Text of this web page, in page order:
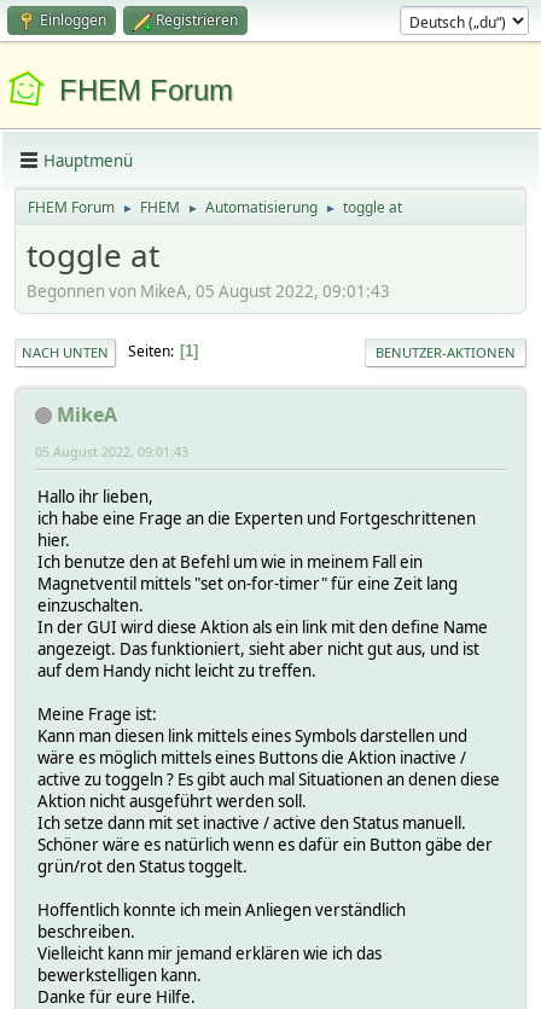
Einloggen Registrieren
FHEM Forum
Hauptmenü
FHEM Forum ► FHEM ► Automatisierung ► toggle at
toggle at
Begonnen von MikeA, 05 August 2022, 09:01:43
NACH UNTEN Seiten 1 BENUTZER-AKTIONEN
MikeA
05 August 2022, 09:01:43
Hallo ihr lieben,
ich habe eine Frage an die Experten und Fortgeschrittenen
hier.
Ich benutze den at Befehl um wie in meinem Fall ein
Magnetventil mittels "set on-for-timer" für eine Zeit lang
einzuschalten.
In der GUI wird diese Aktion als ein link mit den define Name
angezeigt. Das funktioniert, sieht aber nicht gut aus, und ist
auf dem Handy nicht leicht zu treffen.
Meine Frage ist:
Kann man diesen link mittels eines Symbols darstellen und
wäre es möglich mittels eines Buttons die Aktion inactive /
active zu toggeln ? Es gibt auch mal Situationen an denen diese
Aktion nicht ausgeführt werden soll.
Ich setze dann mit set inactive / active den Status manuell.
Schöner wäre es natürlich wenn es dafür ein Button gäbe der
grün/rot den Status toggelt.
Hoffentlich konnte ich mein Anliegen verständlich
beschreiben.
Vielleicht kann mir jemand erklären wie ich das
bewerkstelligen kann.
Danke für eure Hilfe.